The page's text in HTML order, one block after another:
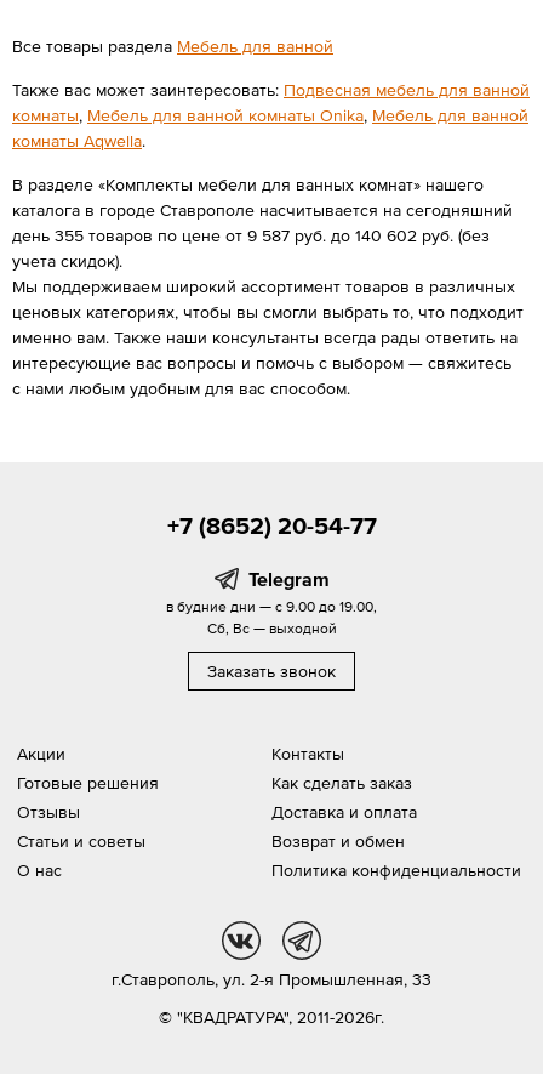
Все товары раздела Мебель для ванной
Также вас может заинтересовать: Подвесная мебель для ванной
комнаты, Мебель для ванной комнаты Onika, Мебель для ванной
комнаты Aqwella.
В разделе «Комплекты мебели для ванных комнат» нашего
каталога в городе Ставрополе насчитывается на сегодняшний
день 355 товаров по цене от 9 587 руб. до 140 602 руб. (без
учета скидок).
Мы поддерживаем широкий ассортимент товаров в различных
ценовых категориях, чтобы вы смогли выбрать то, что подходит
именно вам. Также наши консультанты всегда рады ответить на
интересующие вас вопросы и помочь с выбором — свяжитесь
с нами любым удобным для вас способом.
Акции
Готовые решения
Отзывы
Статьи и советы
О нас
Контакты
Как сделать заказ
Доставка и оплата
Возврат и обмен
Политика конфиденциальности
+7 (8652) 20-54-77
Telegram
в будние дни — с 9.00 до 19.00,
Сб, Вс — выходной
Заказать звонок
© "КВАДРАТУРА", 2011-2026г.
г.Ставрополь, ул. 2-я Промышленная, 33